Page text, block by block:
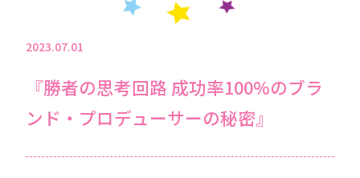
2023.07.01
『勝者の思考回路 成功率100%のブラ
ンド・プロデューサーの秘密』